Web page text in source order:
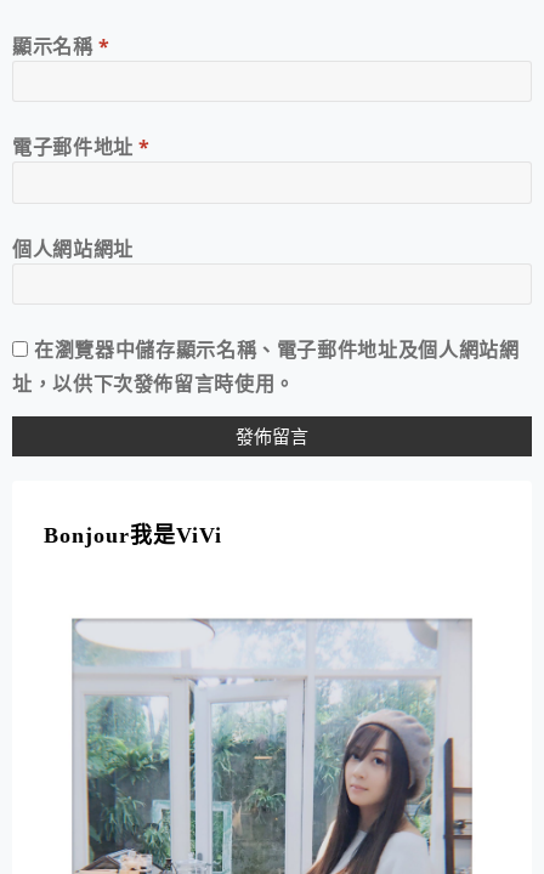
顯示名稱*
電子郵件地址*
個人網站網址
在瀏覽器中儲存顯示名稱、電子郵件地址及個人網站網
址，以供下次發佈留言時使用。
Bonjour我是ViVi